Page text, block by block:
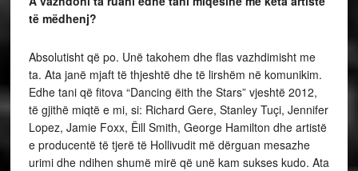
të mëdhenj?
Absolutisht që po. Unë takohem dhe flas vazhdimisht me
ta. Ata janë mjaft të thjeshtë dhe të lirshëm në komunikim.
Edhe tani që fitova “Dancing ëith the Stars” vjeshtë 2012,
të gjithë miqtë e mi, si: Richard Gere, Stanley Tuçi, Jennifer
Lopez, Jamie Foxx, Ëill Smith, George Hamilton dhe artistë
e producentë të tjerë të Hollivudit më dërguan mesazhe
urimi dhe ndihen shumë mirë që unë kam sukses kudo. Ata